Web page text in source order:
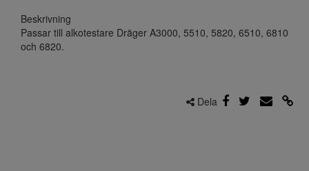
Beskrivning
Passar till alkotestare Dräger A3000, 5510, 5820, 6510, 6810
och 6820.
Dela